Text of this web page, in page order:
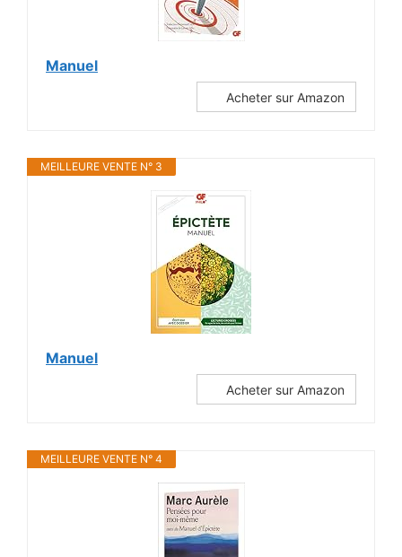
Manuel
Acheter sur Amazon
MEILLEURE VENTE N° 3
Manuel
Acheter sur Amazon
MEILLEURE VENTE N° 4